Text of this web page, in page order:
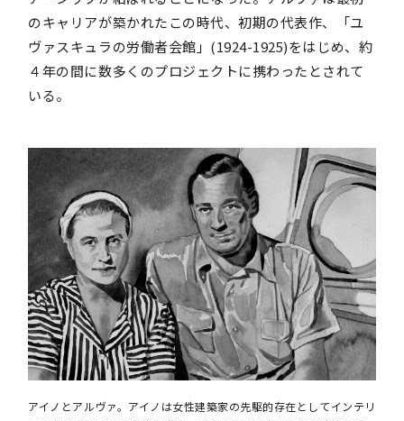
のキャリアが築かれたこの時代、初期の代表作、「ユ
ヴァスキュラの労働者会館」(1924-1925)をはじめ、約
４年の間に数多くのプロジェクトに携わったとされて
いる。
アイノとアルヴァ。アイノは女性建築家の先駆的存在としてインテリ